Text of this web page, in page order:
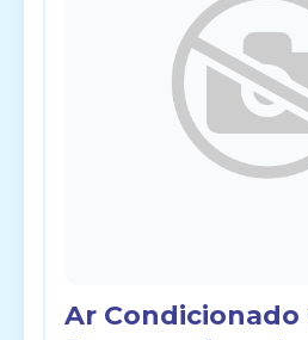
Ar Condicionado